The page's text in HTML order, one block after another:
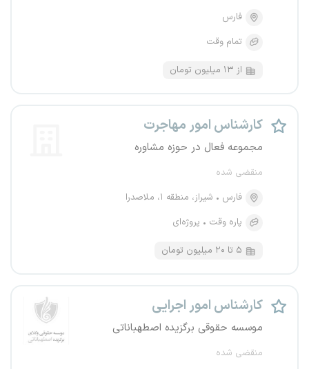
فارس
تمام وقت
از ۱۳ میلیون تومان
کارشناس امور مهاجرت
مجموعه فعال در حوزه مشاوره
منقضی شده
فارس
شیراز، منطقه ۱، ملاصدرا
پاره وقت
پروژه‌ای
۵ تا ۲۰ میلیون تومان
کارشناس امور اجرایی
موسسه حقوقی برگزیده اصطهباناتی
منقضی شده